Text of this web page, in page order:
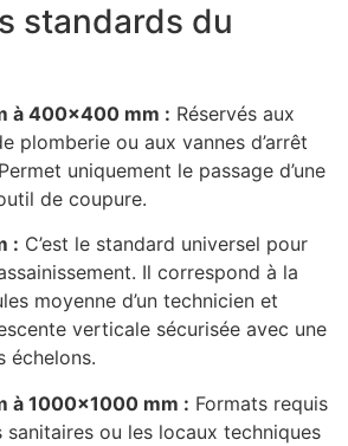
standards du
à 400×400 mm : Réservés aux
plomberie ou aux vannes d’arrêt
uniquement le passage d’une
de coupure.
: C’est le standard universel pour
Il correspond à la
moyenne d’un technicien et
verticale sécurisée avec une
échelons.
à 1000×1000 mm : Formats requis
sanitaires ou les locaux techniques